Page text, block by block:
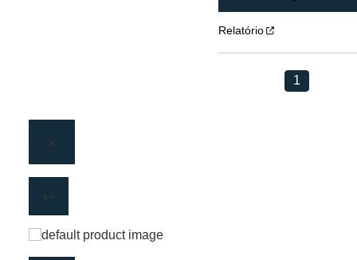
Relatório
1